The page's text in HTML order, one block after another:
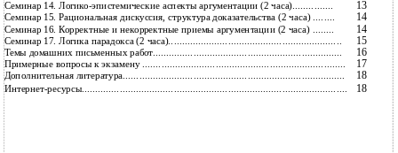
Семинар 14. Логико-эпистемические аспекты аргументации (2 часа)............... 13
Семинар 15. Рациональная дискуссия, структура доказательства (2 часа) ........ 14
Семинар 16. Корректные и некорректные приемы аргументации (2 часа) ........ 14
Семинар 17. Логика парадокса (2 часа)................................................................ 15
Темы домашних письменных работ...................................................................... 16
Примерные вопросы к экзамену ........................................................................... 17
Дополнительная литература.................................................................................. 18
Интернет-ресурсы.................................................................................................. 18